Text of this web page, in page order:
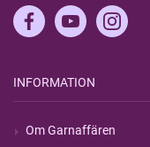
INFORMATION
Om Garnaffären